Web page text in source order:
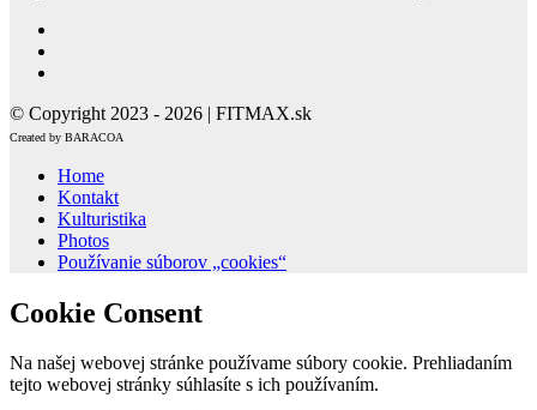
© Copyright 2023 - 2026 | FITMAX.sk
Created by BARACOA
Home
Kontakt
Kulturistika
Photos
Používanie súborov „cookies“